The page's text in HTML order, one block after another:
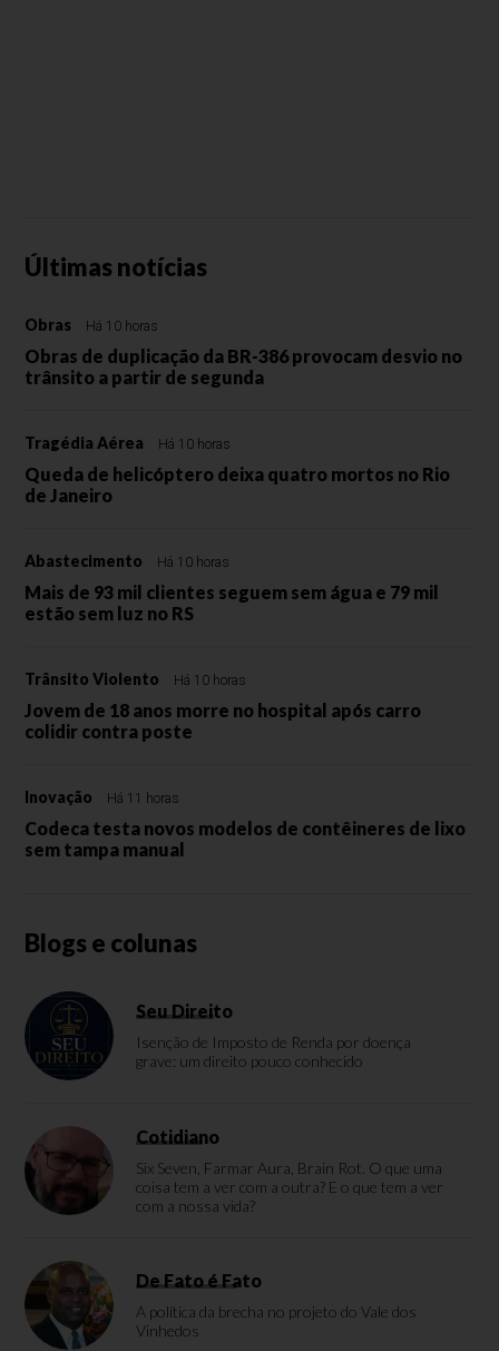
Últimas notícias
Obras Há 10 horas
Obras de duplicação da BR-386 provocam desvio no
trânsito a partir de segunda
Tragédia Aérea Há 10 horas
Queda de helicóptero deixa quatro mortos no Rio
de Janeiro
Abastecimento Há 10 horas
Mais de 93 mil clientes seguem sem água e 79 mil
estão sem luz no RS
Trânsito Violento Há 10 horas
Jovem de 18 anos morre no hospital após carro
colidir contra poste
Inovação Há 11 horas
Codeca testa novos modelos de contêineres de lixo
sem tampa manual
Blogs e colunas
Seu Direito
Isenção de Imposto de Renda por doença
grave: um direito pouco conhecido
Cotidiano
Six Seven, Farmar Aura, Brain Rot. O que uma
coisa tem a ver com a outra? E o que tem a ver
com a nossa vida?
De Fato é Fato
A política da brecha no projeto do Vale dos
Vinhedos